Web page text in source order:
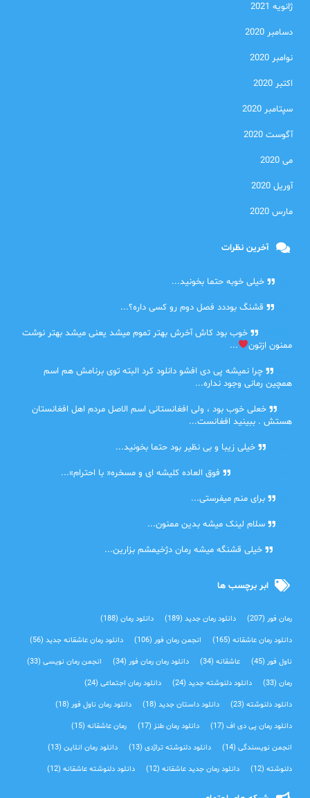
ژانویه 2021
دسامبر 2020
نوامبر 2020
اکتبر 2020
سپتامبر 2020
آگوست 2020
می 2020
آوریل 2020
مارس 2020
آخرین نظرات
خیلی خوبه حتما بخونید...
قشنگ بوددد فصل دوم رو کسی داره؟...
خوب بود کاش آخرش بهتر تموم میشد یعنی میشد بهتر نوشت
ممنون ازتون
...
چرا نمیشه پی دی افشو دانلود کرد البته توی برنامش هم اسم
همچین رمانی وجود نداره...
خعلی خوب بود ، ولی افغانستانی اسم الاصل مردم اهل افغانستان
هستش . ببینید افغانست...
خیلی زیبا و بی نظیر بود حتما بخونید...
فوق العاده کلیشه ای و مسخره« با احترام»...
برای منم میفرستی...
سلام لینک میشه بدین ممنون...
خیلی قشنگه میشه رمان دژخیمشم بزارین...
ابر برچسب ها
رمان فور(207) دانلود رمان جدید(189) دانلود رمان(188)
دانلود رمان عاشقانه(165) انجمن رمان فور(106) دانلود رمان عاشقانه جدید(56)
ناول فور(45) عاشقانه(34) دانلود رمان رمان فور(34) انجمن رمان نویسی(33)
رمان(33) دانلود دلنوشته جدید(24) دانلود رمان اجتماعی‌(24)
دانلود دلنوشته(23) دانلود داستان جدید(18) دانلود رمان ناول فور(18)
دانلود رمان پی دی اف(17) دانلود رمان طنز(17) رمان عاشقانه(15)
انجمن نویسندگی(14) دانلود دلنوشته تراژدی‌(13) دانلود رمان انلاین(13)
دلنوشته(12) دانلود رمان جدید عاشقانه(12) دانلود دلنوشته عاشقانه(12)